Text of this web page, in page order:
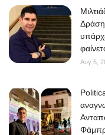
Cost Of Living Crisis
Opinion + Analysis
L’Art des Sens
All News
Αυγ 5,